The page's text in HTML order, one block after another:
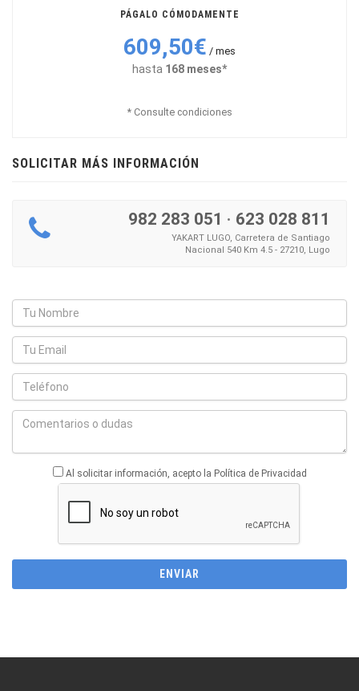
PÁGALO CÓMODAMENTE
609,50€ / mes
hasta 168 meses*
* Consulte condiciones
SOLICITAR MÁS INFORMACIÓN
982 283 051 · 623 028 811
YAKART LUGO, Carretera de Santiago
Nacional 540 Km 4.5 - 27210, Lugo
Al solicitar información, acepto la Política de Privacidad